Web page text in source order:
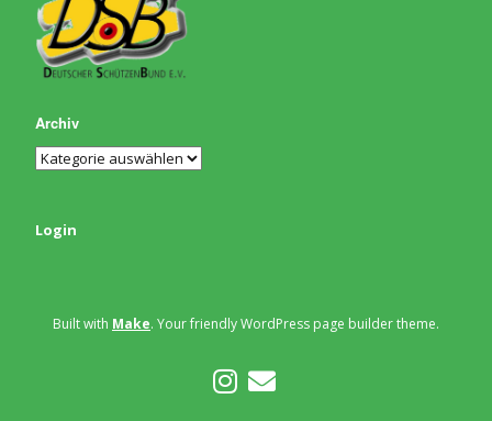
Archiv
Login
Built with Make. Your friendly WordPress page builder theme.